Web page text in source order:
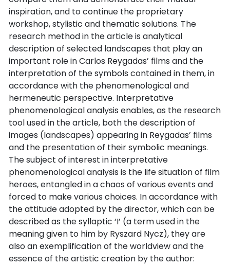
inspiration, and to continue the proprietary
workshop, stylistic and thematic solutions. The
research method in the article is analytical
description of selected landscapes that play an
important role in Carlos Reygadas’ films and the
interpretation of the symbols contained in them, in
accordance with the phenomenological and
hermeneutic perspective. Interpretative
phenomenological analysis enables, as the research
tool used in the article, both the description of
images (landscapes) appearing in Reygadas’ films
and the presentation of their symbolic meanings.
The subject of interest in interpretative
phenomenological analysis is the life situation of film
heroes, entangled in a chaos of various events and
forced to make various choices. In accordance with
the attitude adopted by the director, which can be
described as the syllaptic ‘I’ (a term used in the
meaning given to him by Ryszard Nycz), they are
also an exemplification of the worldview and the
essence of the artistic creation by the author: